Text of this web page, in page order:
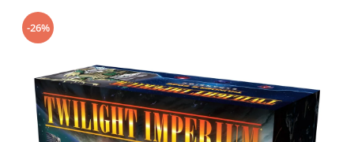
Smart Games
Puzzle-uri logice
Jocuri cu miniaturi
Battletech
Final Girl - solo game
-26%